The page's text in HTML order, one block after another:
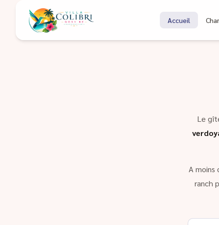
Accueil
Bienvenue à
Le
A moins
ranch